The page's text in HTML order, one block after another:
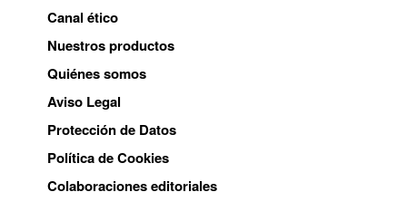
Canal ético
Nuestros productos
Quiénes somos
Aviso Legal
Protección de Datos
Política de Cookies
Colaboraciones editoriales